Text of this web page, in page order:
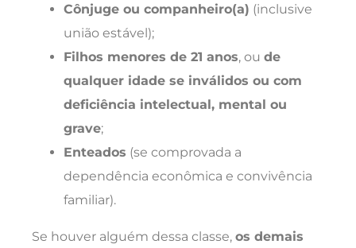
Cônjuge ou companheiro(a) (inclusive
união estável);
Filhos menores de 21 anos, ou de
qualquer idade se inválidos ou com
deficiência intelectual, mental ou
grave;
Enteados (se comprovada a
dependência econômica e convivência
familiar).
Se houver alguém dessa classe, os demais